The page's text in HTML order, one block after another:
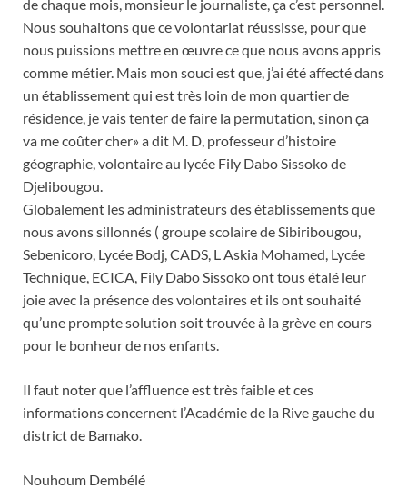
de chaque mois, monsieur le journaliste, ça c’est personnel.
Nous souhaitons que ce volontariat réussisse, pour que
nous puissions mettre en œuvre ce que nous avons appris
comme métier. Mais mon souci est que, j’ai été affecté dans
un établissement qui est très loin de mon quartier de
résidence, je vais tenter de faire la permutation, sinon ça
va me coûter cher» a dit M. D, professeur d’histoire
géographie, volontaire au lycée Fily Dabo Sissoko de
Djelibougou.
Globalement les administrateurs des établissements que
nous avons sillonnés ( groupe scolaire de Sibiribougou,
Sebenicoro, Lycée Bodj, CADS, L Askia Mohamed, Lycée
Technique, ECICA, Fily Dabo Sissoko ont tous étalé leur
joie avec la présence des volontaires et ils ont souhaité
qu’une prompte solution soit trouvée à la grève en cours
pour le bonheur de nos enfants.
Il faut noter que l’affluence est très faible et ces
informations concernent l’Académie de la Rive gauche du
district de Bamako.
Nouhoum Dembélé